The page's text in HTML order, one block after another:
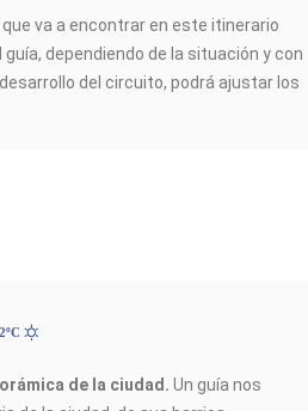
que va a encontrar en este itinerario
dependiendo de la situación y con
del circuito, podrá ajustar los
de la ciudad. Un guía nos